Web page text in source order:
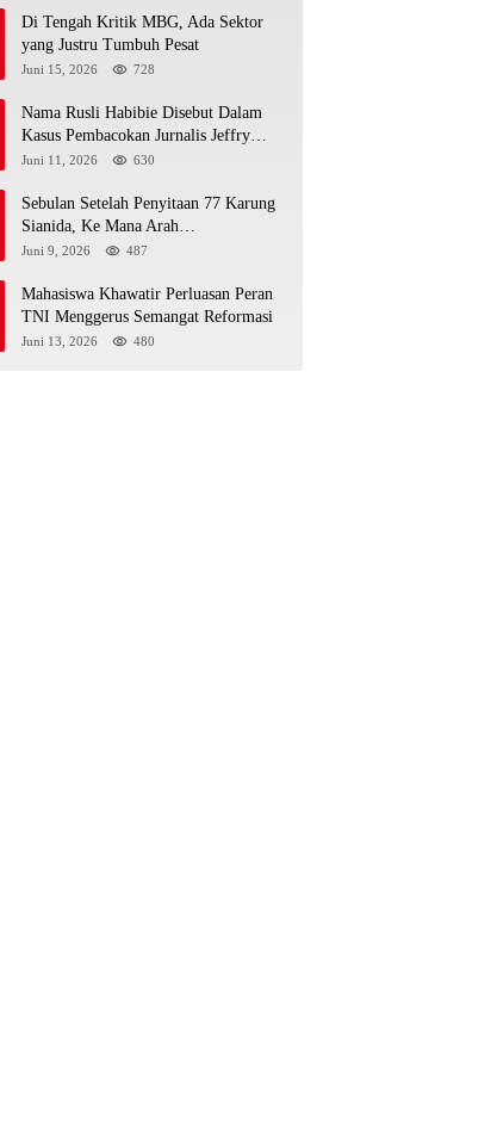
Di Tengah Kritik MBG, Ada Sektor
yang Justru Tumbuh Pesat
Juni 15, 2026 728
Nama Rusli Habibie Disebut Dalam
Kasus Pembacokan Jurnalis Jeffry
Rumampuk
Juni 11, 2026 630
Sebulan Setelah Penyitaan 77 Karung
Sianida, Ke Mana Arah
Penyidikannya?
Juni 9, 2026 487
Mahasiswa Khawatir Perluasan Peran
TNI Menggerus Semangat Reformasi
Juni 13, 2026 480